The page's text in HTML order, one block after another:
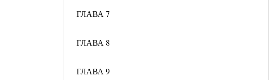
ГЛАВА 7
ГЛАВА 8
ГЛАВА 9